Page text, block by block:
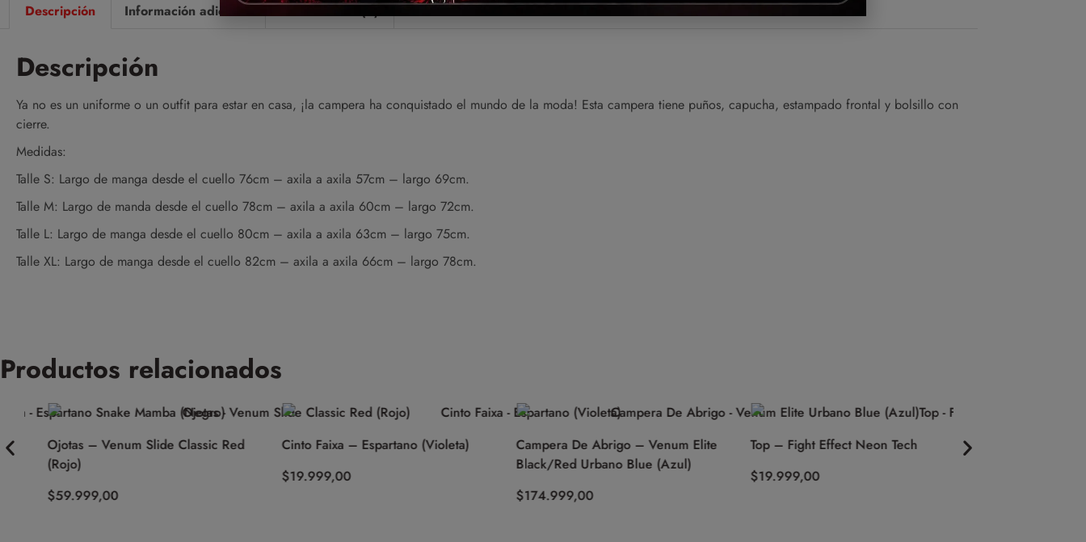
Descripción Información adicional Valoraciones (0)
Descripción
Ya no es un uniforme o un outfit para estar en casa, ¡la campera ha conquistado el mundo de la moda! Esta campera tiene puños, capucha, estampado frontal y bolsillo con
cierre.
Medidas:
Talle S: Largo de manga desde el cuello 76cm – axila a axila 57cm – largo 69cm.
Talle M: Largo de manda desde el cuello 78cm – axila a axila 60cm – largo 72cm.
Talle L: Largo de manga desde el cuello 80cm – axila a axila 63cm – largo 75cm.
Talle XL: Largo de manga desde el cuello 82cm – axila a axila 66cm – largo 78cm.
Productos relacionados
Ojotas – Venum Slide Classic Red
(Rojo)
59.999,00
Cinto Faixa – Espartano (Violeta)
19.999,00
Campera De Abrigo – Venum Elite
Black/Red Urbano Blue (Azul)
174.999,00
Top – Fight Effect Neon Tech
19.999,00
Calza Ciclista Liso